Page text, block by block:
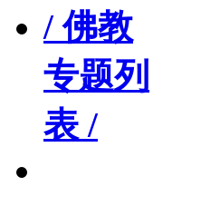
/ 佛教
专题列
表 /